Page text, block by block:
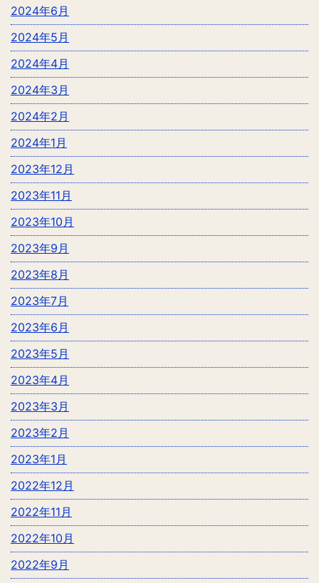
2024年6月
2024年5月
2024年4月
2024年3月
2024年2月
2024年1月
2023年12月
2023年11月
2023年10月
2023年9月
2023年8月
2023年7月
2023年6月
2023年5月
2023年4月
2023年3月
2023年2月
2023年1月
2022年12月
2022年11月
2022年10月
2022年9月